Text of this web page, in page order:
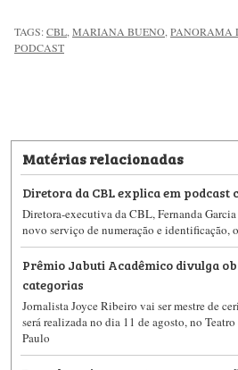
TAGS:CBL MARIANA BUENO PANORAMA
PODCAST
Matérias relacionadas
Diretora da CBL explica em podcast
Diretora-executiva da CBL, Fernanda
novo serviço de numeração e identificação,
Prêmio Jabuti Acadêmico divulga
categorias
Jornalista Joyce Ribeiro vai ser mestre de
será realizada no dia 11 de agosto, no
Paulo